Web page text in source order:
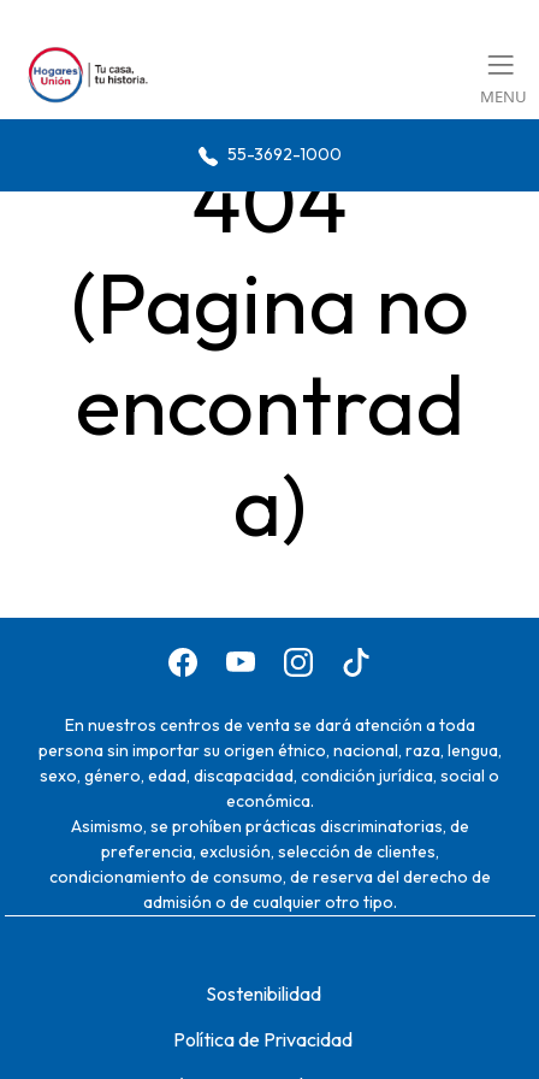
MENU
55-3692-1000
404
(Pagina no
encontrad
a)
En nuestros centros de venta se dará atención a toda
persona sin importar su origen étnico, nacional, raza, lengua,
sexo, género, edad, discapacidad, condición jurídica, social o
económica.
Asimismo, se prohíben prácticas discriminatorias, de
preferencia, exclusión, selección de clientes,
condicionamiento de consumo, de reserva del derecho de
admisión o de cualquier otro tipo.
Sostenibilidad
Política de Privacidad